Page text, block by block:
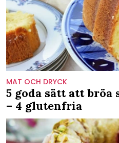
MAT OCH DRYCK
5 goda sätt att
– 4 glutenfria